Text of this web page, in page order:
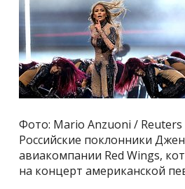
Фото: Mario Anzuoni / Reuters
Российские поклонники
авиакомпании Red Wings,
на концерт американской